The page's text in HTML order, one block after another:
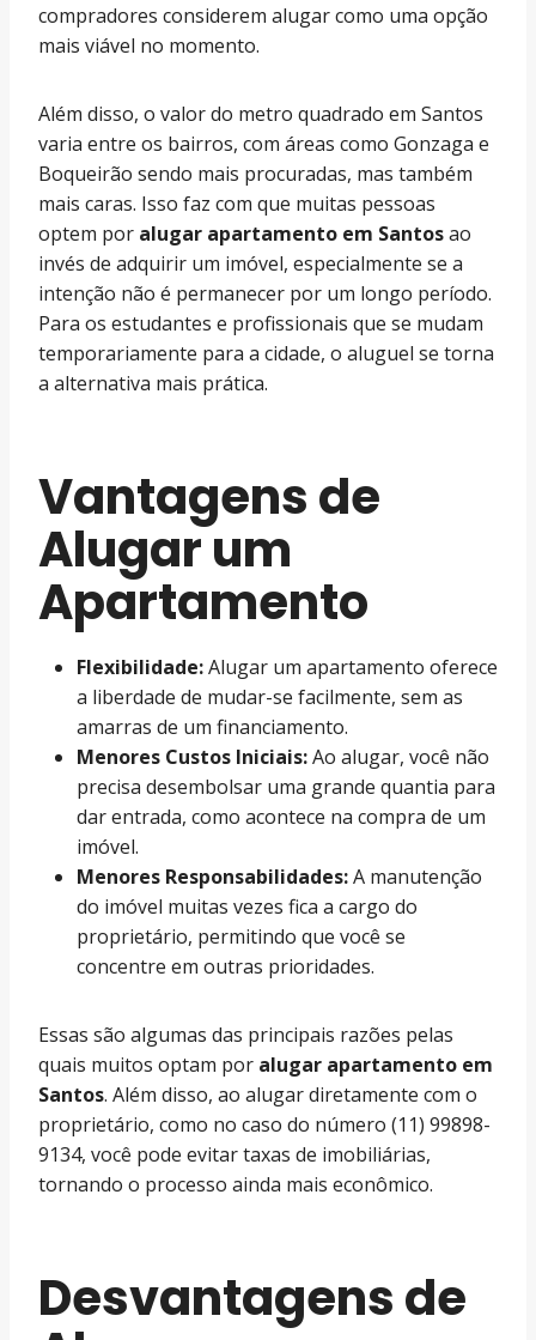
compradores considerem alugar como uma opção
mais viável no momento.
Além disso, o valor do metro quadrado em Santos
varia entre os bairros, com áreas como Gonzaga e
Boqueirão sendo mais procuradas, mas também
mais caras. Isso faz com que muitas pessoas
optem por alugar apartamento em Santosao
invés de adquirir um imóvel, especialmente se a
intenção não é permanecer por um longo período.
Para os estudantes e profissionais que se mudam
temporariamente para a cidade, o aluguel se torna
a alternativa mais prática.
Vantagens de
Alugar um
Apartamento
Flexibilidade:Alugar um apartamento oferece
a liberdade de mudar-se facilmente, sem as
amarras de um financiamento.
Menores Custos Iniciais:Ao alugar, você não
precisa desembolsar uma grande quantia para
dar entrada, como acontece na compra de um
imóvel.
Menores Responsabilidades:A manutenção
do imóvel muitas vezes fica a cargo do
proprietário, permitindo que você se
concentre em outras prioridades.
Essas são algumas das principais razões pelas
quais muitos optam por alugar apartamento em
Santos. Além disso, ao alugar diretamente com o
proprietário, como no caso do número (11) 99898-
9134, você pode evitar taxas de imobiliárias,
tornando o processo ainda mais econômico.
Desvantagens de